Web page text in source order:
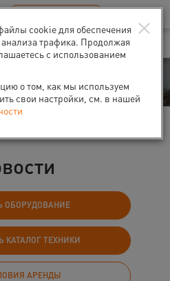
RU EN
ОБОРУДОВАНИЕ
КАТАЛОГ ТЕХНИКИ
АРЕНДЫ
×
cookie для обеспечения
трафика. Продолжая
с использованием
о том, как мы используем
свои настройки, см. в нашей